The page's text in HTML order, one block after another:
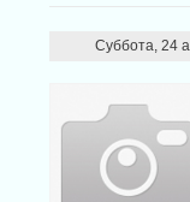
Суббота, 24